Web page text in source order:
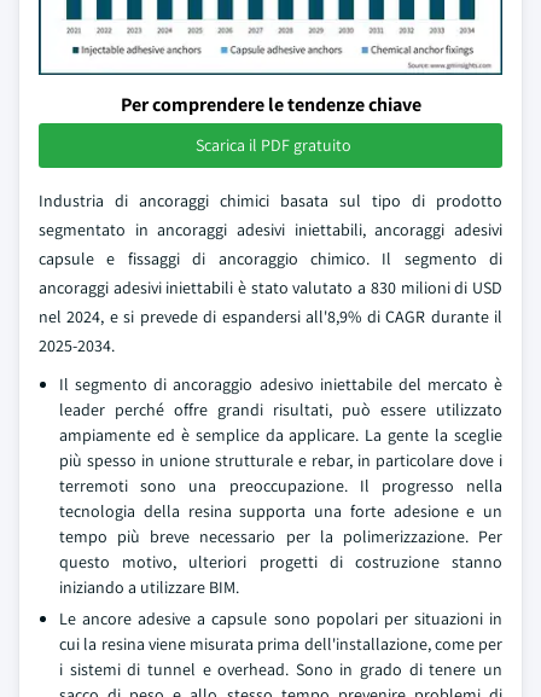
Per comprendere le tendenze chiave
Scarica il PDF gratuito
Industria di ancoraggi chimici basata sul tipo di prodotto
segmentato in ancoraggi adesivi iniettabili, ancoraggi adesivi
capsule e fissaggi di ancoraggio chimico. Il segmento di
ancoraggi adesivi iniettabili è stato valutato a 830 milioni di USD
nel 2024, e si prevede di espandersi all'8,9% di CAGR durante il
2025-2034.
Il segmento di ancoraggio adesivo iniettabile del mercato è
leader perché offre grandi risultati, può essere utilizzato
ampiamente ed è semplice da applicare. La gente la sceglie
più spesso in unione strutturale e rebar, in particolare dove i
terremoti sono una preoccupazione. Il progresso nella
tecnologia della resina supporta una forte adesione e un
tempo più breve necessario per la polimerizzazione. Per
questo motivo, ulteriori progetti di costruzione stanno
iniziando a utilizzare BIM.
Le ancore adesive a capsule sono popolari per situazioni in
cui la resina viene misurata prima dell'installazione, come per
i sistemi di tunnel e overhead. Sono in grado di tenere un